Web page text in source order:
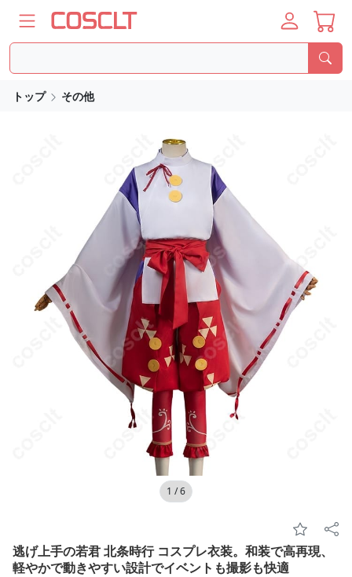
トップ その他
1 /6
逃げ上手の若君 北条時行 コスプレ衣装。和装で高再現、
軽やかで動きやすい設計でイベントも撮影も快適